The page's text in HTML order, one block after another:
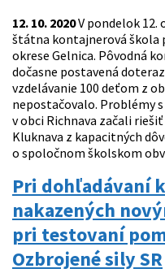
12. 10. 2020V pondelok 12.
štátna kontajnerová škola
okrese Gelnica. Pôvodná
dočasne postavená
vzdelávanie 100 deťom z
nepostačovalo. Problémy
v obci Richnava začali
Kluknava z kapacitných
o spoločnom školskom
Pri dohľadávaní
nakazených
pri testovaní
Ozbrojené sily SR